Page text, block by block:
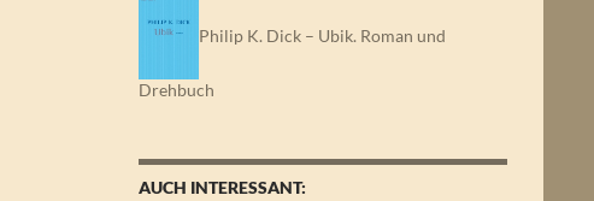
Philip K. Dick – Ubik. Roman und
Drehbuch
AUCH INTERESSANT: